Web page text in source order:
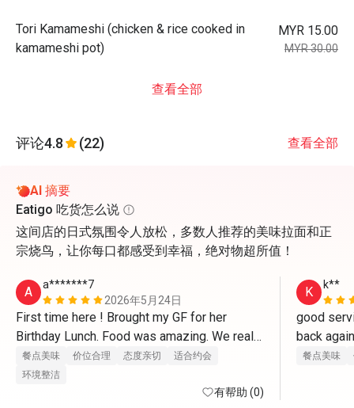
Tori Kamameshi (chicken & rice cooked in
kamameshi pot)
MYR 15.00
MYR 30.00
查看全部
评论4.8 (22) 查看全部
AI 摘要
Eatigo 吃货怎么说
这间店的日式氛围令人放松，多数人推荐的美味拉面和正
宗烧鸟，让你每口都感受到幸福，绝对物超所值！
A
a*******7
2026年5月24日
First time here ! Brought my GF for her
Birthday Lunch. Food was amazing. We really
enjoyed every bite of each food we ordered.
They even prepared a little cake and a
birthday song as i requested ! Definitely
餐点美味 价位合理 态度亲切
适合约会
环境整洁
有帮助 (0)
K k**
good
餐点美味